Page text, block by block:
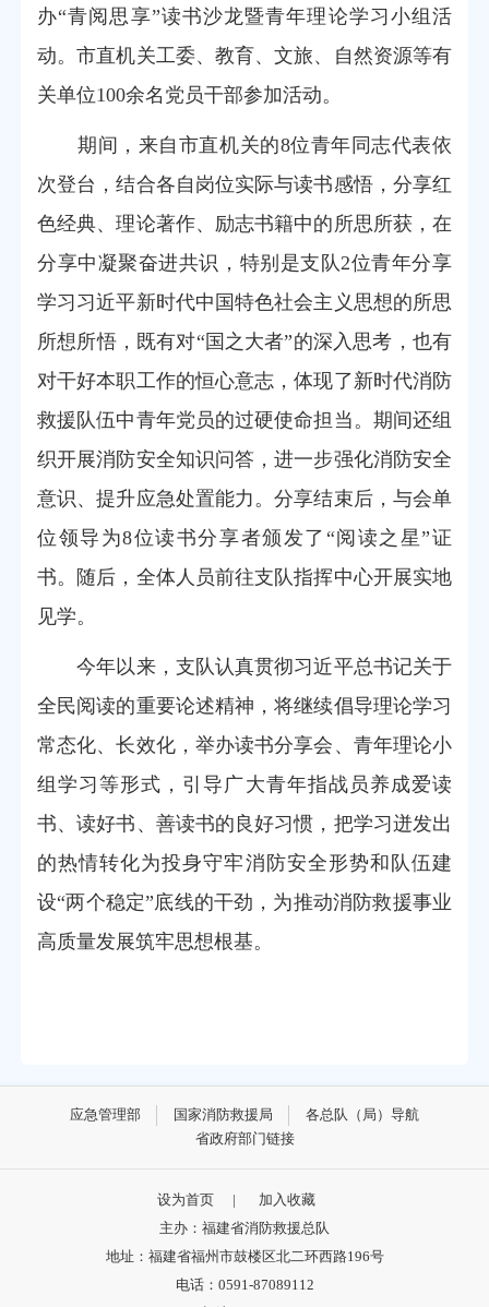
办“青阅思享”读书沙龙暨青年理论学习小组活
动。市直机关工委、教育、文旅、自然资源等有
关单位100余名党员干部参加活动。
期间，来自市直机关的8位青年同志代表依
次登台，结合各自岗位实际与读书感悟，分享红
色经典、理论著作、励志书籍中的所思所获，在
分享中凝聚奋进共识，特别是支队2位青年分享
学习习近平新时代中国特色社会主义思想的所思
所想所悟，既有对“国之大者”的深入思考，也有
对干好本职工作的恒心意志，体现了新时代消防
救援队伍中青年党员的过硬使命担当。期间还组
织开展消防安全知识问答，进一步强化消防安全
意识、提升应急处置能力。分享结束后，与会单
位领导为8位读书分享者颁发了“阅读之星”证
书。随后，全体人员前往支队指挥中心开展实地
见学。
今年以来，支队认真贯彻习近平总书记关于
全民阅读的重要论述精神，将继续倡导理论学习
常态化、长效化，举办读书分享会、青年理论小
组学习等形式，引导广大青年指战员养成爱读
书、读好书、善读书的良好习惯，把学习迸发出
的热情转化为投身守牢消防安全形势和队伍建
设“两个稳定”底线的干劲，为推动消防救援事业
高质量发展筑牢思想根基。
应急管理部 国家消防救援局
各总队（局）导航
省政府部门链接
设为首页 |
加入收藏
主办：福建省消防救援总队
地址：福建省福州市鼓楼区北二环西路196号
电话：0591-87089112